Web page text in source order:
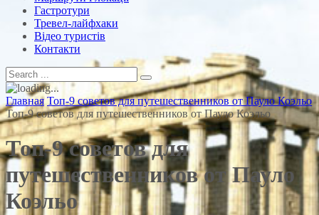
Гастротури
Тревел-лайфхаки
Відео туристів
Контакти
Главная Топ-9 советов для путешественников от Пауло Коэльо
Топ-9 советов для путешественников от Пауло Коэльо
Топ-9 советов для
путешественников от Пауло
Коэльо